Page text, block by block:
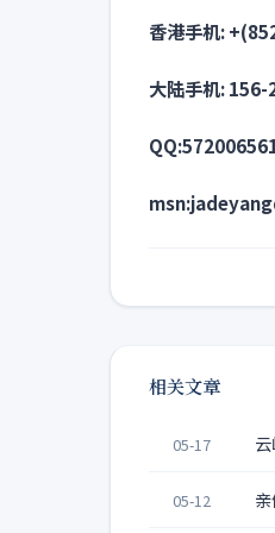
香港手机:
大陆手机:
相关文章
05-17
05-12